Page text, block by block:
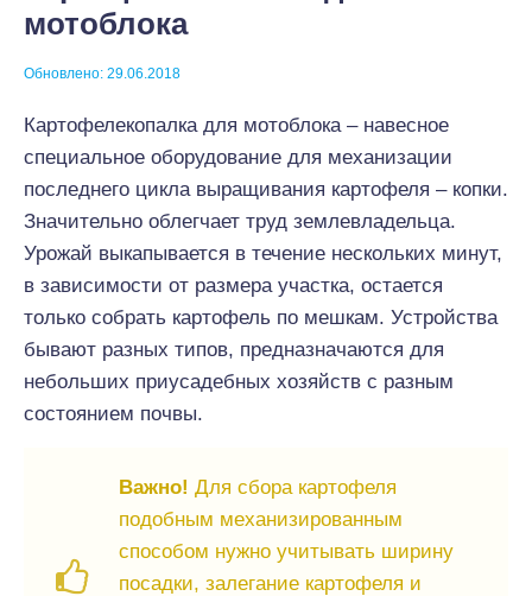
мотоблока
Обновлено: 29.06.2018
Картофелекопалка для мотоблока – навесное
специальное оборудование для механизации
последнего цикла выращивания картофеля – копки.
Значительно облегчает труд землевладельца.
Урожай выкапывается в течение нескольких минут,
в зависимости от размера участка, остается
только собрать картофель по мешкам. Устройства
бывают разных типов, предназначаются для
небольших приусадебных хозяйств с разным
состоянием почвы.
Важно! Для сбора картофеля
подобным механизированным
способом нужно учитывать ширину
посадки, залегание картофеля и